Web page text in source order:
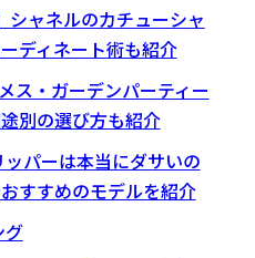
シャネルのカチューシャ
ディネート術も紹介
ス・ガーデンパーティー
別の選び方も紹介
パーは本当にダサいの
すすめのモデルを紹介
グ